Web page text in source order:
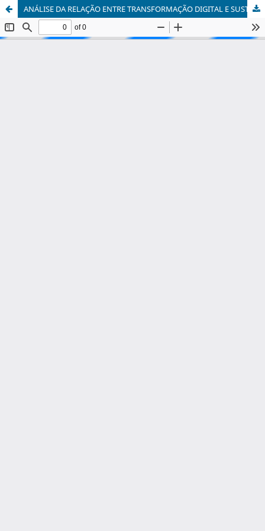
ANÁLISE DA RELAÇÃO ENTRE TRANSFORMAÇÃO DIGITAL E SUSTENTABILIDADE